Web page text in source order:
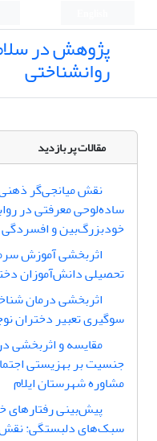
پژوهش در
روانشناختی
مقالات پر بازدید
نقش میانجی‌گر
ساده‌لوحی معرفتی در
خودبزرگ‌بین و افسردگی
اثربخشی آموزش
تحصیلی دانش‌آموزان
اثربخشی درمان
سوگیری تعبیر دختران
مقایسه و اثربخشی
جنسیت بر بهزیستی
مشاوره شهرستان ایلام
پیش‌بینی رفتارهای
سبک‌های دلبستگی: نقش